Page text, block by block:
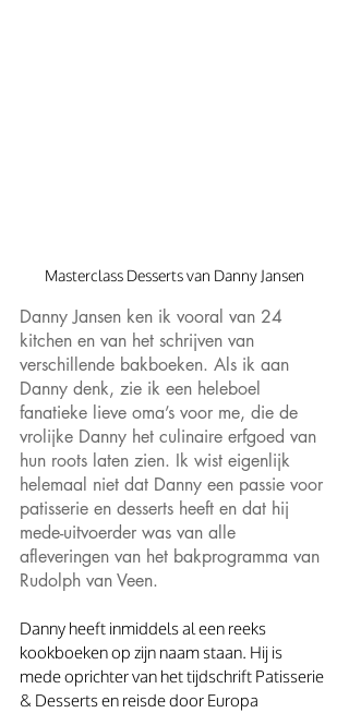
Masterclass Desserts van Danny Jansen
Danny Jansen ken ik vooral van 24
kitchen en van het schrijven van
verschillende bakboeken. Als ik aan
Danny denk, zie ik een heleboel
fanatieke lieve oma’s voor me, die de
vrolijke Danny het culinaire erfgoed van
hun roots laten zien. Ik wist eigenlijk
helemaal niet dat Danny een passie voor
patisserie en desserts heeft en dat hij
mede-uitvoerder was van alle
afleveringen van het bakprogramma van
Rudolph van Veen.
Danny heeft inmiddels al een reeks
kookboeken op zijn naam staan. Hij is
mede oprichter van het tijdschrift Patisserie
& Desserts en reisde door Europa